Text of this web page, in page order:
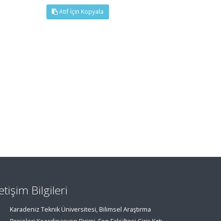
Atıf İçin Kopyala
Bilgileri
Karadeniz Teknik Üniversitesi, Bilimsel Araştırma